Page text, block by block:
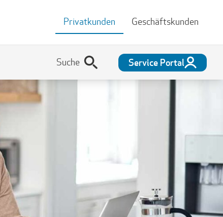
Privatkunden Geschäftskunden
Service Portal